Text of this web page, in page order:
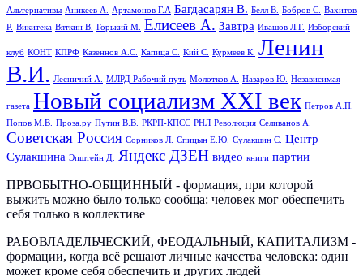
Альтернативы Аникеев А. Артамонов Г.А Багдасарян В. Белл В. Бобров С.
Вахитов
Р. Викитека Вяткин В. Горький М. Елисеев А. Завтра Ивашов Л.Г. Изборский
клуб КОНТ КПРФ Казеннов А.С. Капица С. Кий С. Курмеев К.
Ленин
В.И. Лесничий А. МЛРД Рабочий путь Молотков А. Назаров Ю. Независимая
газета Новый социализм XXI век Петров А.П.
Попов М.В.
Проза.ру Путин В.В. РКРП-КПСС РНЛ Революция Селиванов А.
Советская Россия Сорников Л. Спицын Е.Ю. Сулакшин С.
Центр
Сулакшина Эпштейн Д. Яндекс ДЗЕН видео книги партии
ПРВОБЫТНО-ОБЩИННЫЙ - формация, при которой
выжить можно было только сообща: человек мог обеспечить
себя только в коллективе
РАБОВЛАДЕЛЬЧЕСКИЙ, ФЕОДАЛЬНЫЙ, КАПИТАЛИЗМ -
формации, когда всё решают личные качества человека: один
может кроме себя обеспечить и других людей